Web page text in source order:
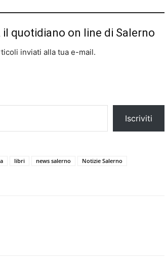
il quotidiano on line di Salerno
inviati alla tua e-mail.
Iscriviti
libri news salerno
Notizie Salerno